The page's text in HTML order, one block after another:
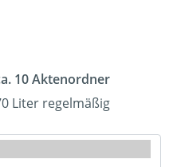
10 Aktenordner
Liter regelmäßig